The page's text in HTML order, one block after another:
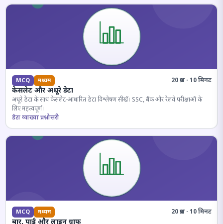
MCQ मध्यम 20 प्रश्न · 10 मिनट
केसलेट और अधूरे डेटा
अधूरे डेटा के साथ केसलेट-आधारित डेटा विश्लेषण सीखें। SSC, बैंक और रेलवे परीक्षाओं के
लिए महत्वपूर्ण।
डेटा व्याख्या प्रश्नोत्तरी
MCQ मध्यम 20 प्रश्न · 10 मिनट
बार, पाई और लाइन ग्राफ